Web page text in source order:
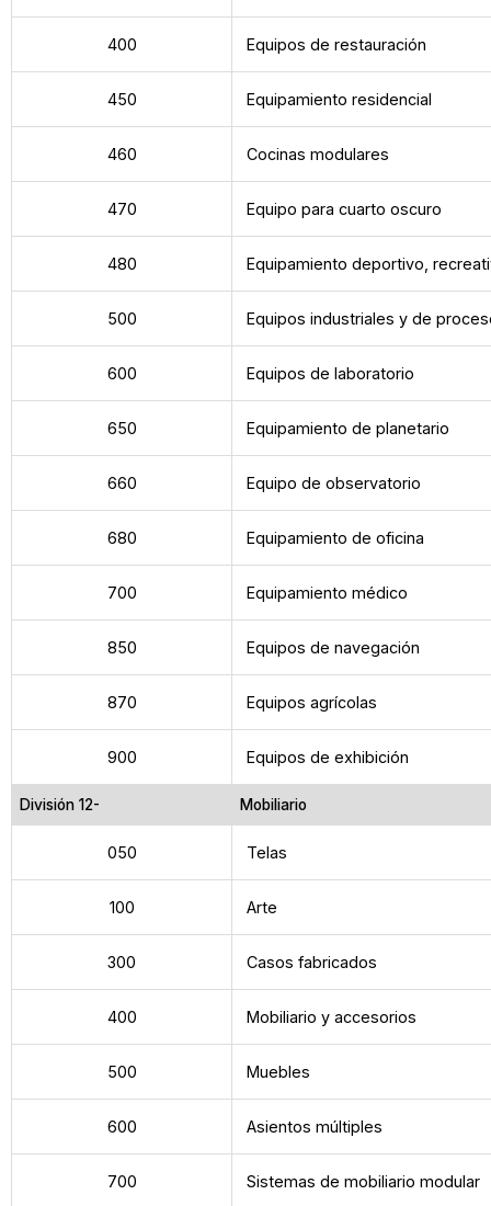
400 Equipos de restauración
450 Equipamiento residencial
460 Cocinas modulares
470 Equipo para cuarto oscuro
480 Equipamiento deportivo,
500 Equipos industriales y de
600 Equipos de laboratorio
650 Equipamiento de planetario
660 Equipo de observatorio
680 Equipamiento de oficina
700 Equipamiento médico
850 Equipos de navegación
870 Equipos agrícolas
900 Equipos de exhibición
División 12- Mobiliario
050 Telas
100 Arte
300 Casos fabricados
400 Mobiliario y accesorios
500 Muebles
600 Asientos múltiples
700 Sistemas de mobiliario modular